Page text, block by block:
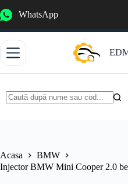
la
WhatsApp
Acasa
BMW
Injector BMW Mini Cooper 2.0